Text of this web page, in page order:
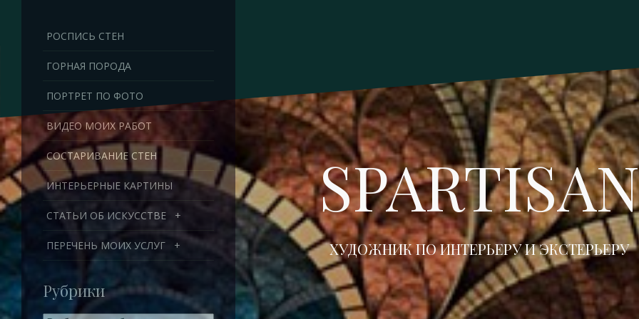
содержимому
SPARTISAN
ХУДОЖНИК ПО ИНТЕРЬЕРУ И ЭКСТЕРЬЕРУ
РОСПИСЬ СТЕН
ГОРНАЯ ПОРОДА
ПОРТРЕТ ПО ФОТО
ВИДЕО МОИХ РАБОТ
СОСТАРИВАНИЕ СТЕН
ИНТЕРЬЕРНЫЕ КАРТИНЫ
СТАТЬИ ОБ ИСКУССТВЕ +
ПЕРЕЧЕНЬ МОИХ УСЛУГ +
Рубрики